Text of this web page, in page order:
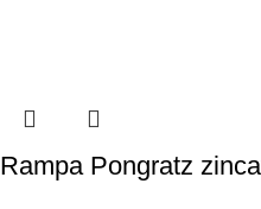
Rampa Pongratz